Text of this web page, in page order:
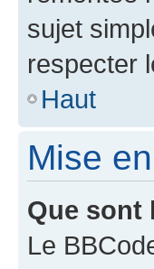
sujet
respecter
Haut
Mise
Que sont
Le